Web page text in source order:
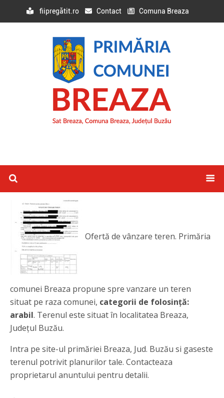
fiipregătit.ro Contact Comuna Breaza
Ofertă de vânzare teren. Primăria
comunei Breaza propune spre vanzare un teren
situat pe raza comunei, categorii de folosință:
arabil. Terenul este situat în localitatea Breaza,
Județul Buzău.
Intra pe site-ul primăriei Breaza, Jud. Buzău si gaseste
terenul potrivit planurilor tale. Contacteaza
proprietarul anuntului pentru detalii.